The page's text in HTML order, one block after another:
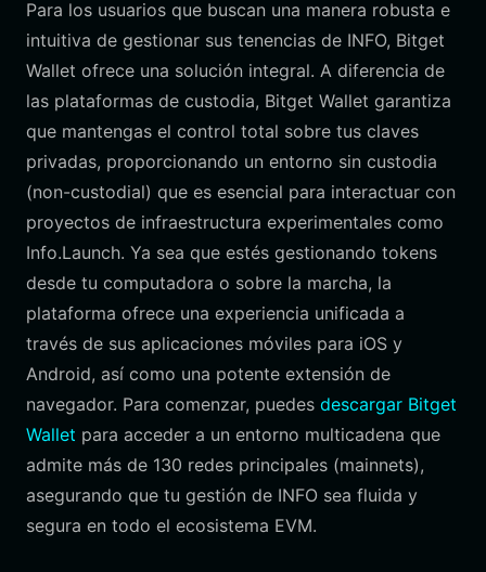
Para los usuarios que buscan una manera robusta e
intuitiva de gestionar sus tenencias de INFO, Bitget
Wallet ofrece una solución integral. A diferencia de
las plataformas de custodia, Bitget Wallet garantiza
que mantengas el control total sobre tus claves
privadas, proporcionando un entorno sin custodia
(non-custodial) que es esencial para interactuar con
proyectos de infraestructura experimentales como
Info.Launch. Ya sea que estés gestionando tokens
desde tu computadora o sobre la marcha, la
plataforma ofrece una experiencia unificada a
través de sus aplicaciones móviles para iOS y
Android, así como una potente extensión de
navegador. Para comenzar, puedes descargar Bitget
Wallet para acceder a un entorno multicadena que
admite más de 130 redes principales (mainnets),
asegurando que tu gestión de INFO sea fluida y
segura en todo el ecosistema EVM.